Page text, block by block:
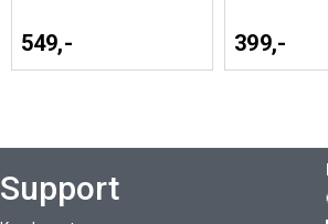
549,- 399,-
Support